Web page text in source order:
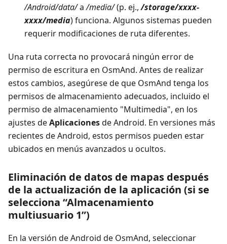
/Android/data/a/media/(p. ej.,/storage/xxxx-
xxxx/media) funciona. Algunos sistemas pueden
requerir modificaciones de ruta diferentes.
Una ruta correcta no provocará ningún error de
permiso de escritura en OsmAnd. Antes de realizar
estos cambios, asegúrese de que OsmAnd tenga los
permisos de almacenamiento adecuados, incluido el
permiso de almacenamiento "Multimedia", en los
ajustes deAplicacionesde Android. En versiones más
recientes de Android, estos permisos pueden estar
ubicados en menús avanzados u ocultos.
Eliminación de datos de mapas después
de la actualización de la aplicación (si se
selecciona “Almacenamiento
multiusuario 1”)
En la versión de Android de OsmAnd, seleccionar